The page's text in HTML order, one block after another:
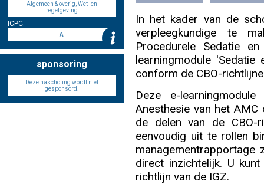
Registreren
Inloggen
Algemeen & overig, Wet- en
regelgeving
ICPC:
A
sponsoring
Deze nascholing wordt niet
gesponsord.
In het kader van de
verpleegkundige te
Procedurele Sedatie
learningmodule
conform de CBO-
Deze e-
Anesthesie van het
de delen van de
eenvoudig uit te rollen
direct inzichtelijk. U
richtlijn van de IGZ.